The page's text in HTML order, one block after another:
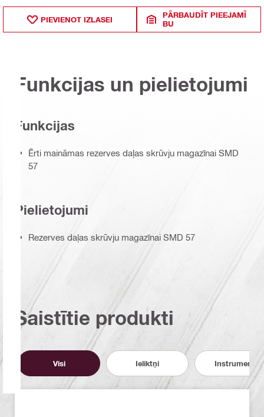
PIEVIENOT IZLASEI
PĀRBAUDĪT PIEEJAMĪ
BU
Funkcijas un pielietojumi
Funkcijas
Ērti maināmas rezerves daļas skrūvju magazīnai SMD
57
Pielietojumi
Rezerves daļas skrūvju magazīnai SMD 57
Saistītie produkti
Visi Ieliktņi Instrumenti